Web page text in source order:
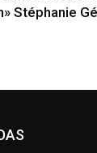
Stéphanie